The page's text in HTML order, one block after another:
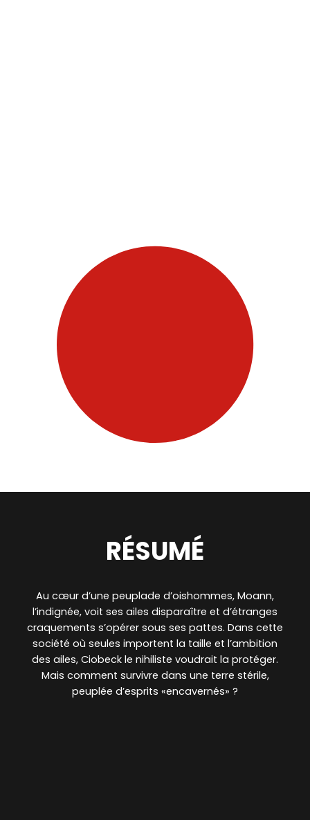
RÉSUMÉ
Au cœur d’une peuplade d’oishommes, Moann,
l’indignée, voit ses ailes disparaître et d’étranges
craquements s’opérer sous ses pattes. Dans cette
société où seules importent la taille et l’ambition
des ailes, Ciobeck le nihiliste voudrait la protéger.
Mais comment survivre dans une terre stérile,
peuplée d’esprits «encavernés» ?